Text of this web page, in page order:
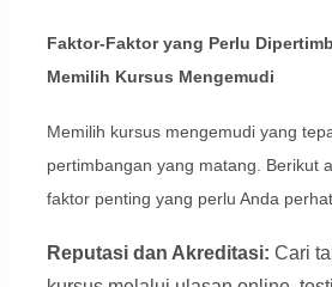
Faktor-Faktor yang Perlu
Memilih Kursus Mengemudi
Memilih kursus mengemudi yang
pertimbangan yang matang. Berikut
faktor penting yang perlu Anda
Reputasi dan Akreditasi: Cari